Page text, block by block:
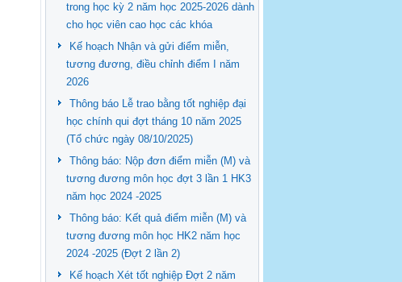
trong học kỳ 2 năm học 2025-2026 dành
cho học viên cao học các khóa
Kế hoạch Nhận và gửi điểm miễn,
tương đương, điều chỉnh điểm I năm
2026
Thông báo Lễ trao bằng tốt nghiệp đại
học chính qui đợt tháng 10 năm 2025
(Tổ chức ngày 08/10/2025)
Thông báo: Nộp đơn điểm miễn (M) và
tương đương môn học đợt 3 lần 1 HK3
năm học 2024 -2025
Thông báo: Kết quả điểm miễn (M) và
tương đương môn học HK2 năm học
2024 -2025 (Đợt 2 lần 2)
Kế hoạch Xét tốt nghiệp Đợt 2 năm